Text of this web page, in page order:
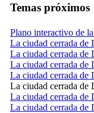
Temas próximos
Plano interactivo de
La ciudad cerrada de
La ciudad cerrada de
La ciudad cerrada
La ciudad cerrada
La ciudad cerrada de
La ciudad cerrada de
La ciudad cerrada